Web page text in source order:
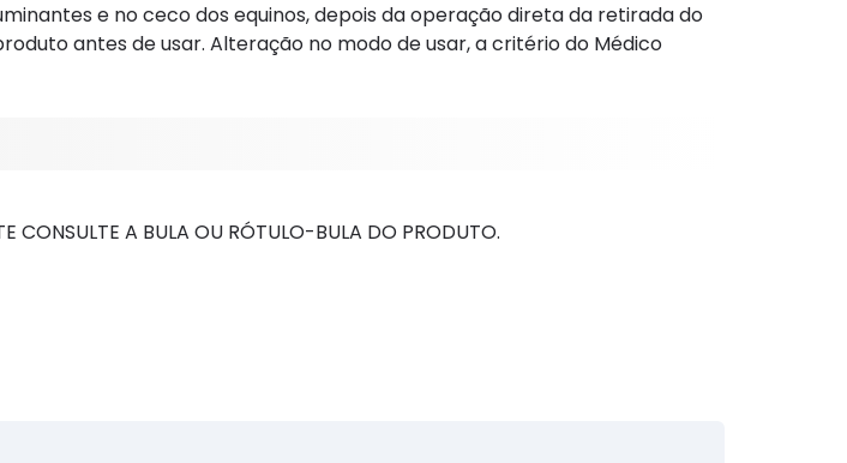
e no ceco dos equinos, depois da operação direta da retirada do
antes de usar. Alteração no modo de usar, a critério do Médico
CONSULTE A BULA OU RÓTULO-BULA DO PRODUTO.